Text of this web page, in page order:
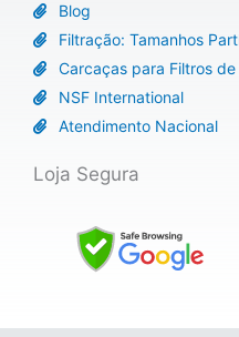
Blog
Filtração: Tamanhos
Carcaças para Filtros de
NSF International
Atendimento Nacional
Loja Segura